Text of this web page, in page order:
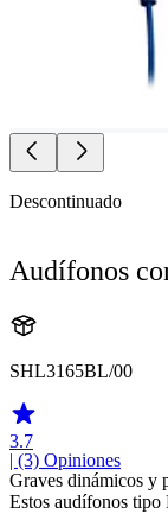
Descontinuado
Audífonos
SHL3165BL/00
3.7
| (3) Opiniones
Graves dinámicos y
Estos audífonos tipo